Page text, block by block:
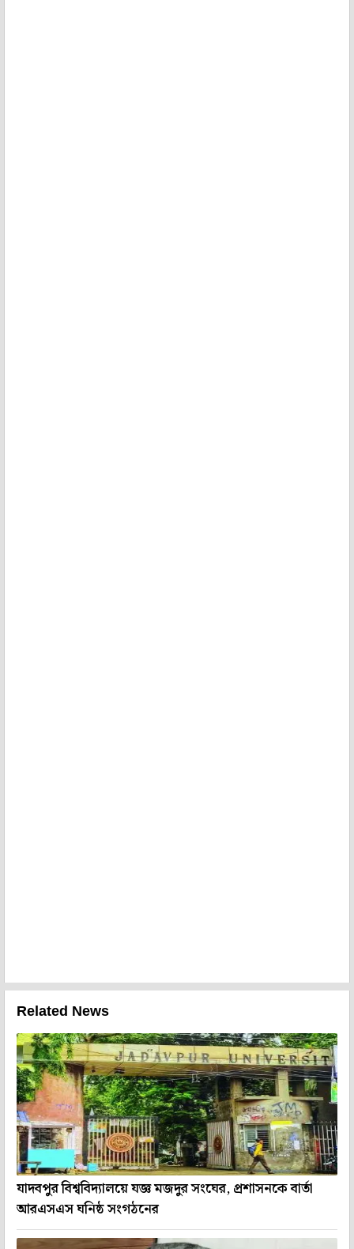
Related News
যাদবপুর বিশ্ববিদ্যালয়ে যজ্ঞ মজদুর সংঘের, প্রশাসনকে বার্তা
আরএসএস ঘনিষ্ঠ সংগঠনের